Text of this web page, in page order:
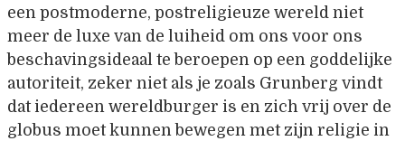
een postmoderne, postreligieuze wereld niet
meer de luxe van de luiheid om ons voor ons
beschavingsideaal te beroepen op een goddelijke
autoriteit, zeker niet als je zoals Grunberg vindt
dat iedereen wereldburger is en zich vrij over de
globus moet kunnen bewegen met zijn religie in